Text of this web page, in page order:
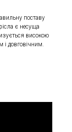
поставу
є несуща
високою
і довговічним.